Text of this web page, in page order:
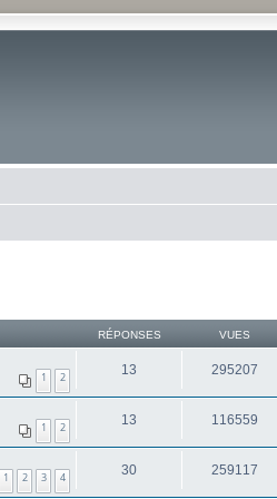
RÉPONSES VUES
1 2 13 295207
1 2 13 116559
1 2 3 4 30 259117